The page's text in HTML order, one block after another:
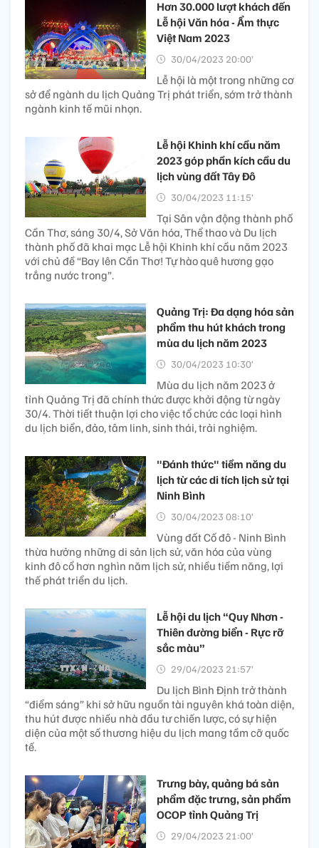
Hơn 30.000 lượt khách đến
Lễ hội Văn hóa - Ẩm thực
Việt Nam 2023
30/04/2023 20:00’
Lễ hội là một trong những cơ
sở để ngành du lịch Quảng Trị phát triển, sớm trở thành
ngành kinh tế mũi nhọn.
Lễ hội Khinh khí cầu năm
2023 góp phần kích cầu du
lịch vùng đất Tây Đô
30/04/2023 11:15’
Tại Sân vận động thành phố
Cần Thơ, sáng 30/4, Sở Văn hóa, Thể thao và Du lịch
thành phố đã khai mạc Lễ hội Khinh khí cầu năm 2023
với chủ đề “Bay lên Cần Thơ! Tự hào quê hương gạo
trắng nước trong”.
Quảng Trị: Đa dạng hóa sản
phẩm thu hút khách trong
mùa du lịch năm 2023
30/04/2023 10:30’
Mùa du lịch năm 2023 ở
tỉnh Quảng Trị đã chính thức được khởi động từ ngày
30/4. Thời tiết thuận lợi cho việc tổ chức các loại hình
du lịch biển, đảo, tâm linh, sinh thái, trải nghiệm.
"Đánh thức" tiềm năng du
lịch từ các di tích lịch sử tại
Ninh Bình
30/04/2023 08:10’
Vùng đất Cố đô - Ninh Bình
thừa hưởng những di sản lịch sử, văn hóa của vùng
kinh đô cổ hơn nghìn năm lịch sử, nhiều tiềm năng, lợi
thế phát triển du lịch.
Lễ hội du lịch “Quy Nhơn -
Thiên đường biển - Rực rỡ
sắc màu”
29/04/2023 21:57’
Du lịch Bình Định trở thành
“điểm sáng” khi sở hữu nguồn tài nguyên khá toàn diện,
thu hút được nhiều nhà đầu tư chiến lược, có sự hiện
diện của một số thương hiệu du lịch mang tầm cỡ quốc
tế.
Trưng bày, quảng bá sản
phẩm đặc trưng, sản phẩm
OCOP tỉnh Quảng Trị
29/04/2023 21:00’